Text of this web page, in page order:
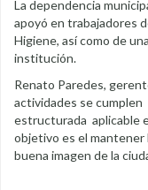
La dependencia
apoyó en trabajadores
Higiene, así como de
institución.
Renato Paredes,
actividades se cumplen
estructurada aplicable
objetivo es el mantener
buena imagen de la